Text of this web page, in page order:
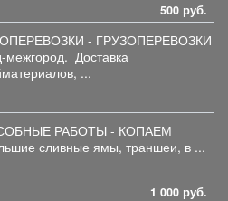
500 руб.
- ГРУЗОПЕРЕВОЗКИ
межгород. Доставка
...
РАБОТЫ - КОПАЕМ
сливные ямы, траншеи, в ...
1 000 руб.